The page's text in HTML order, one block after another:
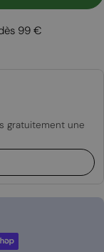
99 €
gratuitement une